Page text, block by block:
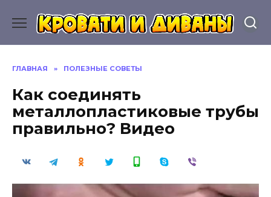
содержанию
ГЛАВНАЯ » ПОЛЕЗНЫЕ СОВЕТЫ
Как соединять
металлопластиковые трубы
правильно? Видео